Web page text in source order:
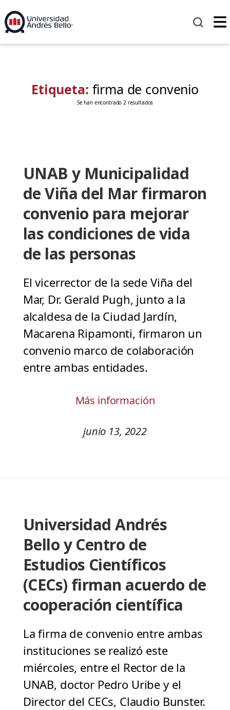
Etiqueta: firma de convenio
Se han encontrado 2 resultados
UNAB y Municipalidad
de Viña del Mar firmaron
convenio para mejorar
las condiciones de vida
de las personas
El vicerrector de la sede Viña del
Mar, Dr. Gerald Pugh, junto a la
alcaldesa de la Ciudad Jardín,
Macarena Ripamonti, firmaron un
convenio marco de colaboración
entre ambas entidades.
Más información
junio 13, 2022
Universidad Andrés
Bello y Centro de
Estudios Científicos
(CECs) firman acuerdo de
cooperación científica
La firma de convenio entre ambas
instituciones se realizó este
miércoles, entre el Rector de la
UNAB, doctor Pedro Uribe y el
Director del CECs, Claudio Bunster.